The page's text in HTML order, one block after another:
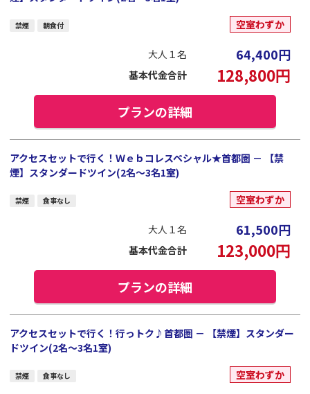
禁煙 朝食付 空室わずか
大人１名 64,400円
基本代金合計 128,800円
プランの詳細
アクセスセットで行く！Ｗｅｂコレスペシャル★首都圏 － 【禁
煙】スタンダードツイン(2名～3名1室)
禁煙 食事なし 空室わずか
大人１名 61,500円
基本代金合計 123,000円
プランの詳細
アクセスセットで行く！行っトク♪首都圏 － 【禁煙】スタンダー
ドツイン(2名～3名1室)
禁煙 食事なし 空室わずか